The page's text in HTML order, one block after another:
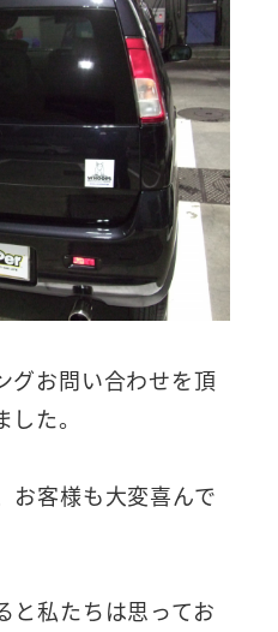
グお問い合わせを頂
た。
お客様も大変喜んで
と私たちは思ってお